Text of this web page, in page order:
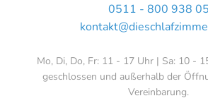
0511 - 800 938 05
Mo, Di, Do, Fr: 11 - 17 Uhr | Sa: 10 -
geschlossen und außerhalb der
Vereinbarung.